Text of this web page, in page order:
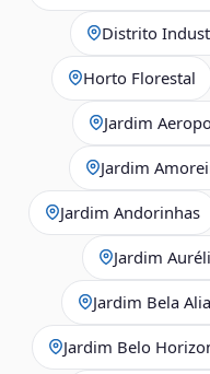
Distrito
Horto Florestal
Jardim
Jardim
Jardim Andorinhas
Jardim
Jardim Bela
Jardim Belo